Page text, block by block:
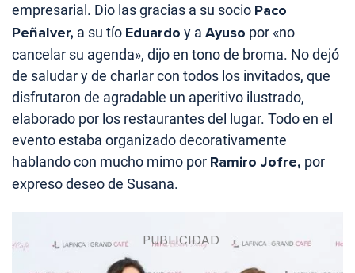
empresarial. Dio las gracias a su socio Paco
Peñalver, a su tío Eduardo y a Ayuso por «no
cancelar su agenda», dijo en tono de broma. No dejó
de saludar y de charlar con todos los invitados, que
disfrutaron de agradable un aperitivo ilustrado,
elaborado por los restaurantes del lugar. Todo en el
evento estaba organizado decorativamente
hablando con mucho mimo por Ramiro Jofre, por
expreso deseo de Susana.